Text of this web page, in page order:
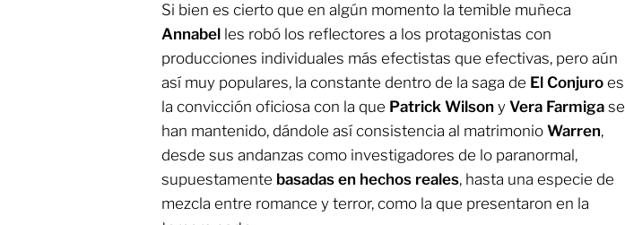
Si bien es cierto que en algún momento la temible muñeca
Annabel les robó los reflectores a los protagonistas con
producciones individuales más efectistas que efectivas, pero aún
así muy populares, la constante dentro de la saga de El Conjuro es
la convicción oficiosa con la que Patrick Wilson y Vera Farmiga se
han mantenido, dándole así consistencia al matrimonio Warren,
desde sus andanzas como investigadores de lo paranormal,
supuestamente basadas en hechos reales, hasta una especie de
mezcla entre romance y terror, como la que presentaron en la